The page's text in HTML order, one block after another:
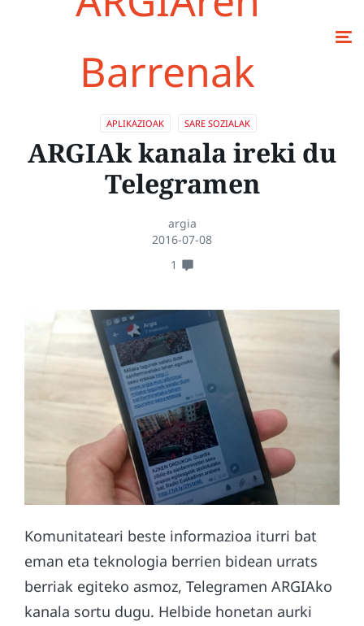
Barrenak
APLIKAZIOAK SARE SOZIALAK
ARGIAk kanala ireki du
Telegramen
argia
2016-07-08
1
Komunitateari beste informazioa iturri bat
eman eta teknologia berrien bidean urrats
berriak egiteko asmoz, Telegramen ARGIAko
kanala sortu dugu. Helbide honetan aurki